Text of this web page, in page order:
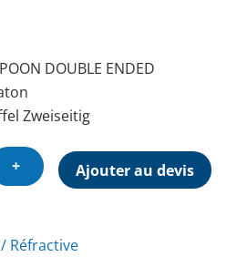
DOUBLE ENDED
Zweiseitig
+ Ajouter au devis
Réfractive